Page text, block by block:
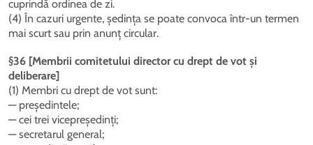
cuprindă ordinea de zi.
(4) În cazuri urgente, ședința se poate convoca într-un termen
mai scurt sau prin anunț circular.
§36 [Membrii comitetului director cu drept de vot și
deliberare]
(1) Membri cu drept de vot sunt:
— președintele;
— cei trei vicepreședinți;
— secretarul general;